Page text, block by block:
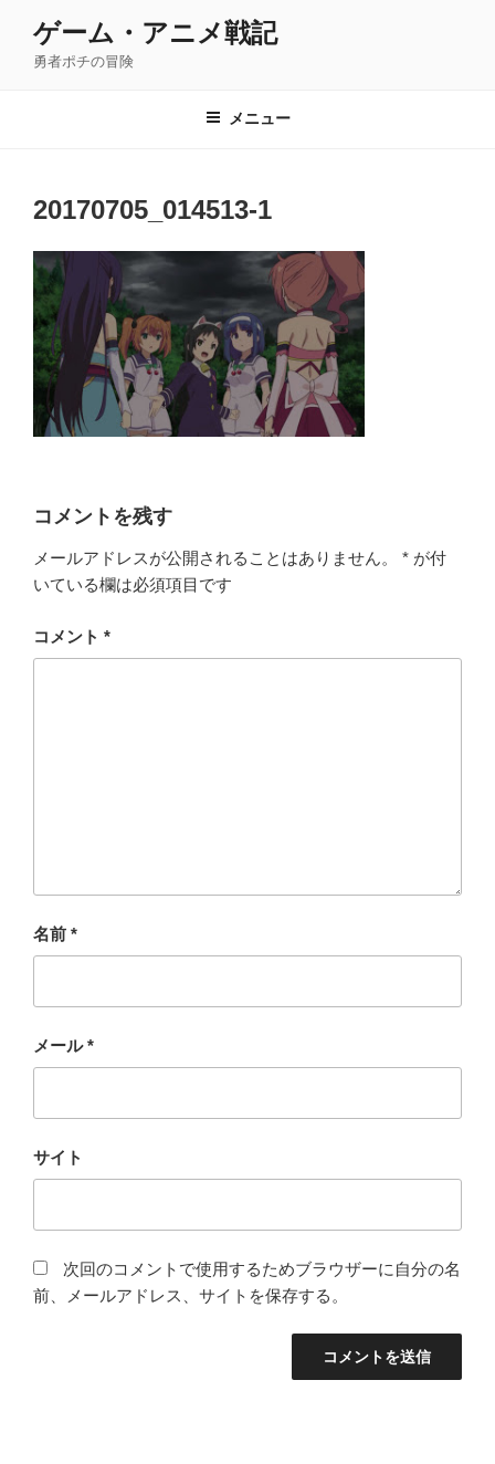
ゲーム・アニメ戦記
勇者ポチの冒険
メニュー
20170705_014513-1
コメントを残す
メールアドレスが公開されることはありません。 * が付
いている欄は必須項目です
コメント *
名前 *
メール*
サイト
次回のコメントで使用するためブラウザーに自分の名
前、メールアドレス、サイトを保存する。